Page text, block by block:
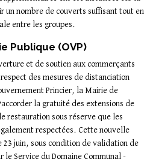
un nombre de couverts suffisant tout en
entre les groupes.
Publique (OVP)
et de soutien aux commerçants
des mesures de distanciation
Princier, la Mairie de
la gratuité des extensions de
restauration sous réserve que les
respectées. Cette nouvelle
23 juin, sous condition de validation de
le Service du Domaine Communal -